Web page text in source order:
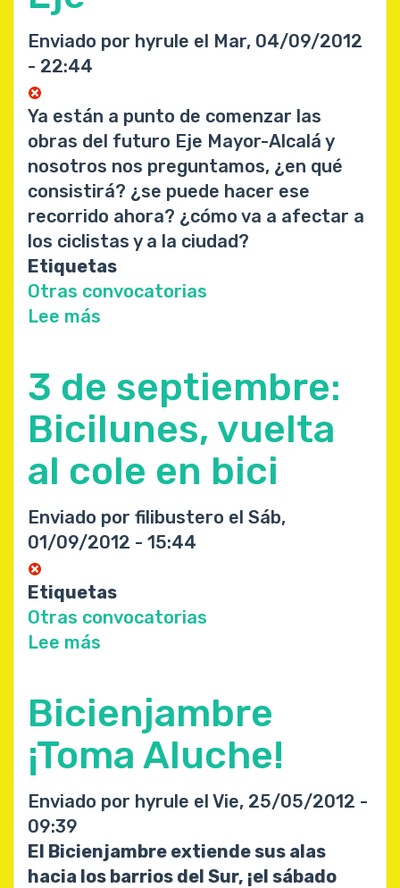
Enviado por hyrule el Mar, 04/09/2012
- 22:44
Ya están a punto de comenzar las
obras del futuro Eje Mayor-Alcalá y
nosotros nos preguntamos, ¿en qué
consistirá? ¿se puede hacer ese
recorrido ahora? ¿cómo va a afectar a
los ciclistas y a la ciudad?
Etiquetas
Otras convocatorias
Lee más
septiembre:
Bicienjambre
del
Eje
3 de septiembre:
Bicilunes, vuelta
al cole en bici
Enviado por filibustero el Sáb,
01/09/2012 - 15:44
Etiquetas
Otras convocatorias
Lee más
septiembre:
Bicilunes,
vuelta
al
cole
en
bici
Bicienjambre
¡Toma Aluche!
Enviado por hyrule el Vie, 25/05/2012 -
09:39
El Bicienjambre extiende sus alas
hacia los barrios del Sur, ¡el sábado